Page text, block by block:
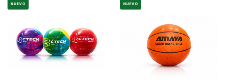
NUEVO NUEVO